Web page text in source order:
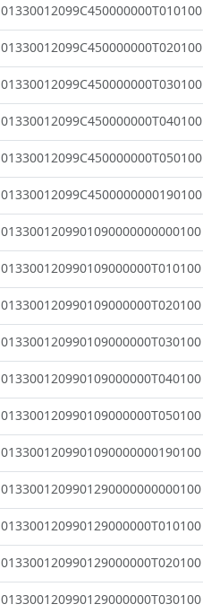
01330012099C450000000T010100
01330012099C450000000T020100
01330012099C450000000T030100
01330012099C450000000T040100
01330012099C450000000T050100
01330012099C4500000000190100
0133001209901090000000000100
013300120990109000000T010100
013300120990109000000T020100
013300120990109000000T030100
013300120990109000000T040100
013300120990109000000T050100
0133001209901090000000190100
0133001209901290000000000100
013300120990129000000T010100
013300120990129000000T020100
013300120990129000000T030100